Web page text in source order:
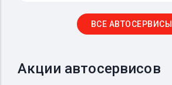
ВСЕ АВТОСЕРВИСЫ
Акции автосервисов